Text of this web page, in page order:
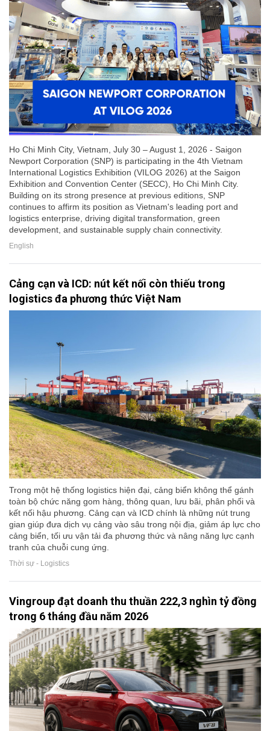
Ho Chi Minh City, Vietnam, July 30 – August 1, 2026 - Saigon
Newport Corporation (SNP) is participating in the 4th Vietnam
International Logistics Exhibition (VILOG 2026) at the Saigon
Exhibition and Convention Center (SECC), Ho Chi Minh City.
Building on its strong presence at previous editions, SNP
continues to affirm its position as Vietnam's leading port and
logistics enterprise, driving digital transformation, green
development, and sustainable supply chain connectivity.
English
Cảng cạn và ICD: nút kết nối còn thiếu trong
logistics đa phương thức Việt Nam
Trong một hệ thống logistics hiện đại, cảng biển không thể gánh
toàn bộ chức năng gom hàng, thông quan, lưu bãi, phân phối và
kết nối hậu phương. Cảng cạn và ICD chính là những nút trung
gian giúp đưa dịch vụ cảng vào sâu trong nội địa, giảm áp lực cho
cảng biển, tối ưu vận tải đa phương thức và nâng năng lực cạnh
tranh của chuỗi cung ứng.
Thời sự - Logistics
Vingroup đạt doanh thu thuần 222,3 nghìn tỷ đồng
trong 6 tháng đầu năm 2026